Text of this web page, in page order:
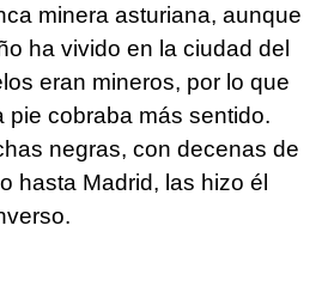
minera asturiana, aunque
ha vivido en la ciudad del
eran mineros, por lo que
pie cobraba más sentido.
negras, con decenas de
hasta Madrid, las hizo él